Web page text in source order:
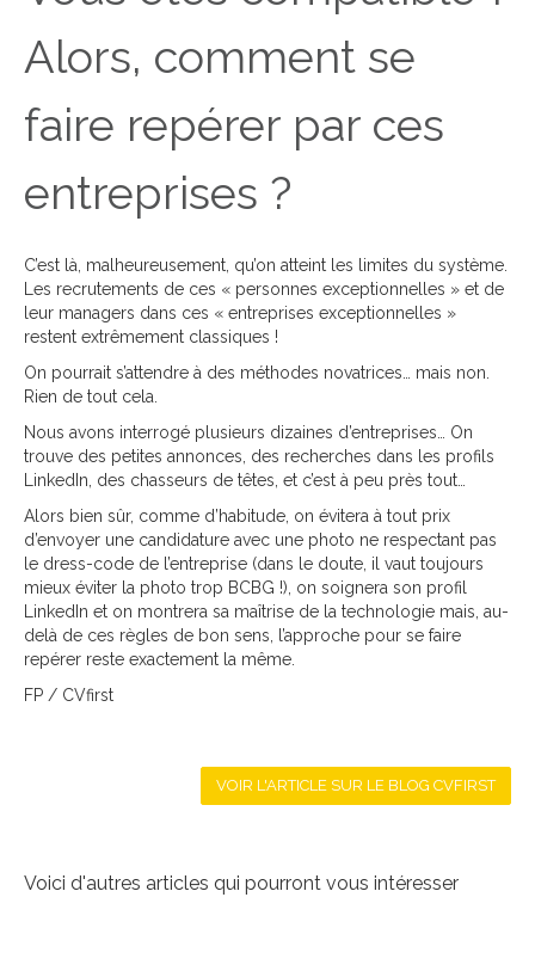
Alors, comment se
faire repérer par ces
entreprises ?
C’est là, malheureusement, qu’on atteint les limites du système.
Les recrutements de ces « personnes exceptionnelles » et de
leur managers dans ces « entreprises exceptionnelles »
restent extrêmement classiques !
On pourrait s’attendre à des méthodes novatrices… mais non.
Rien de tout cela.
Nous avons interrogé plusieurs dizaines d’entreprises… On
trouve des petites annonces, des recherches dans les profils
LinkedIn, des chasseurs de têtes, et c’est à peu près tout…
Alors bien sûr, comme d’habitude, on évitera à tout prix
d’envoyer une candidature avec une photo ne respectant pas
le dress-code de l’entreprise (dans le doute, il vaut toujours
mieux éviter la photo trop BCBG !), on soignera son profil
LinkedIn et on montrera sa maîtrise de la technologie mais, au-
delà de ces règles de bon sens, l’approche pour se faire
repérer reste exactement la même.
FP / CVfirst
VOIR L'ARTICLE SUR LE BLOG CVFIRST
Voici d'autres articles qui pourront vous intéresser